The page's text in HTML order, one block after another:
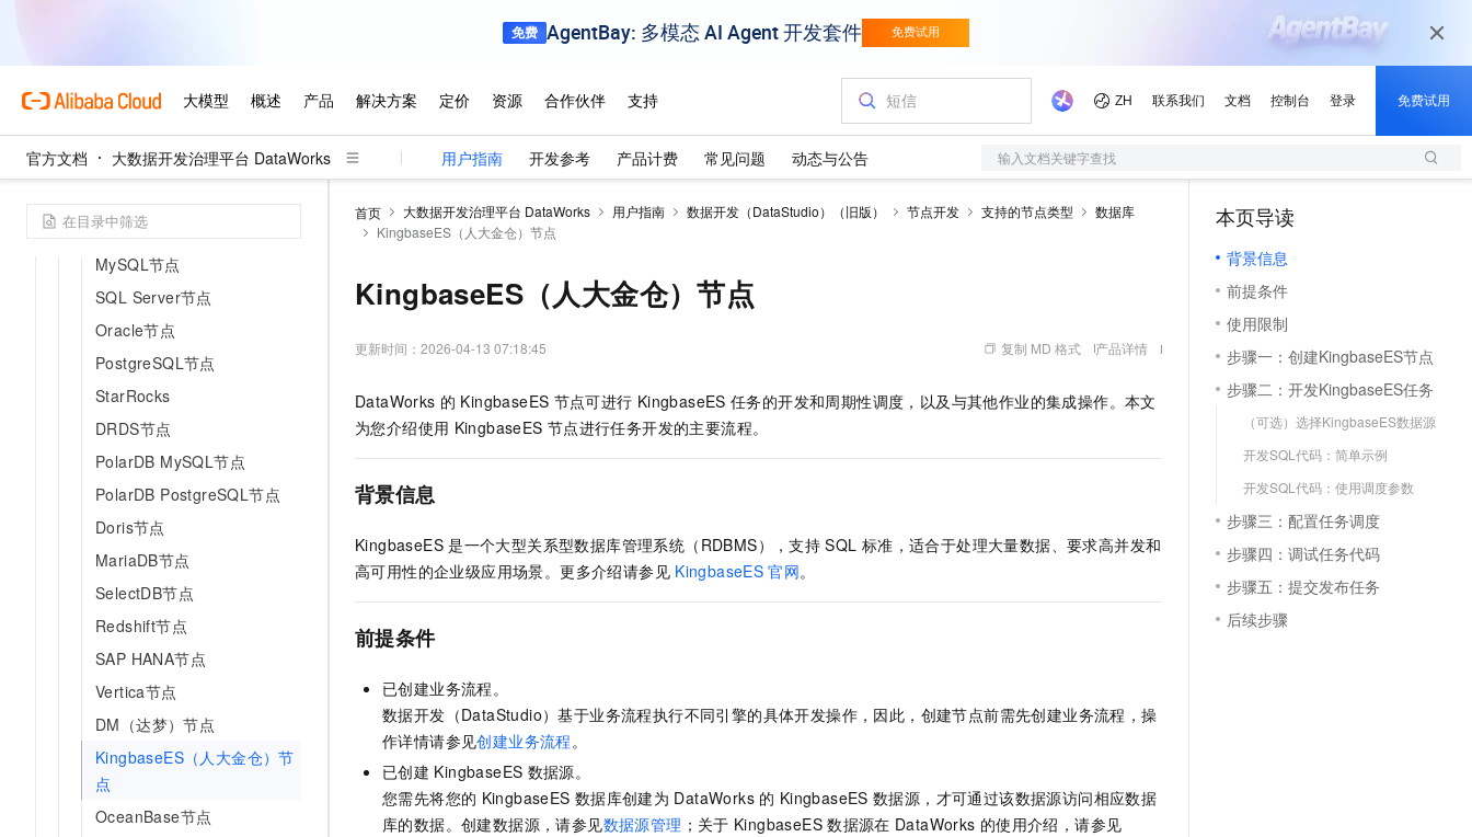
官方文档 大数据开发治理平台 DataWorks 用户指南 开发参考 产品计费 常见问题 动态与公告 输入文档关键字查找
AnalyticDB for MySQL
ClickHouse SQL
EMR
CDH
数据库
MySQL节点
SQL Server节点
Oracle节点
PostgreSQL节点
StarRocks
DRDS节点
PolarDB MySQL节点
PolarDB PostgreSQL节点
Doris节点
MariaDB节点
SelectDB节点
Redshift节点
SAP HANA节点
Vertica节点
DM（达梦）节点
KingbaseES（人大金仓）节
点
OceanBase节点
首页 大数据开发治理平台 DataWorks 用户指南 数据开发（DataStudio）（旧版） 节点开发 支持的节点类型
数据库
KingbaseES（人大金仓）节点
KingbaseES（人大金仓）节点
更新时间： 2026-04-13 07:18:45 复制 MD 格式 产品详情
DataWorks 的 KingbaseES 节点可进行 KingbaseES 任务的开发和周期性调度，以及与其他作业的集成操作。本文
为您介绍使用 KingbaseES 节点进行任务开发的主要流程。
背景信息
KingbaseES 是一个大型关系型数据库管理系统（RDBMS），支持 SQL 标准，适合于处理大量数据、要求高并发和
高可用性的企业级应用场景。更多介绍请参见 KingbaseES 官网。
前提条件
已创建业务流程。
数据开发（DataStudio）基于业务流程执行不同引擎的具体开发操作，因此，创建节点前需先创建业务流程，操
作详情请参见创建业务流程。
已创建 KingbaseES 数据源。
您需先将您的 KingbaseES 数据库创建为 DataWorks 的 KingbaseES 数据源，才可通过该数据源访问相应数据
库的数据。创建数据源，请参见数据源管理 ；关于 KingbaseES 数据源在 DataWorks 的使用介绍，请参见
本页导读
背景信息
前提条件
使用限制
步骤一：创建KingbaseES节点
步骤二：开发KingbaseES任务
（可选）选择KingbaseES数据源
开发SQL代码：简单示例
开发SQL代码：使用调度参数
步骤三：配置任务调度
步骤四：调试任务代码
步骤五：提交发布任务
后续步骤